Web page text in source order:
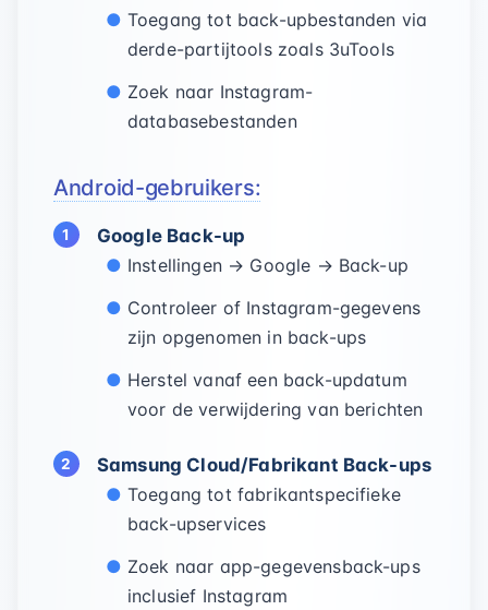
Toegang tot back-upbestanden via
derde-partijtools zoals 3uTools
Zoek naar Instagram-
databasebestanden
Android-gebruikers:
Google Back-up
Instellingen → Google → Back-up
Controleer of Instagram-gegevens
zijn opgenomen in back-ups
Herstel vanaf een back-updatum
voor de verwijdering van berichten
Samsung Cloud/Fabrikant Back-ups
Toegang tot fabrikantspecifieke
back-upservices
Zoek naar app-gegevensback-ups
inclusief Instagram